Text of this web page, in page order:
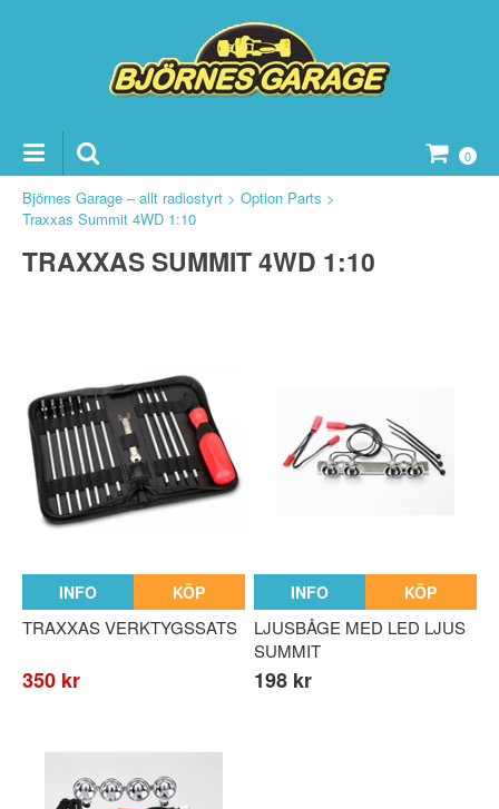
0
Reservdelar
parts
Björnes Garage – allt radiostyrt > Option Parts >
Traxxas Summit 4WD 1:10
TRAXXAS SUMMIT 4WD 1:10
INFO KÖP
TRAXXAS VERKTYGSSATS
350 kr
INFO KÖP
LJUSBÅGE MED LED LJUS
SUMMIT
198 kr